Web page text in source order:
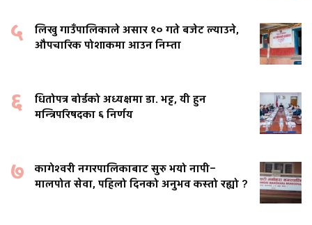
५
लिखु गाउँपालिकाले असार १० गते बजेट ल्याउने,
औपचारिक पोशाकमा आउन निम्ता
६
धितोपत्र बोर्डको अध्यक्षमा डा. भट्ट, यी हुन
मन्त्रिपरिषदका ६ निर्णय
७
कागेश्वरी नगरपालिकाबाट सुरु भयो नापी–
मालपोत सेवा, पहिलो दिनको अनुभव कस्तो रह्यो ?